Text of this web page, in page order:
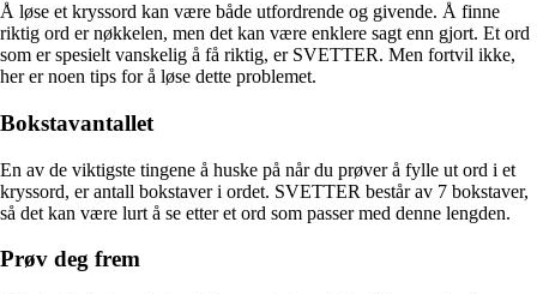
Å løse et kryssord kan være både utfordrende og givende. Å finne
riktig ord er nøkkelen, men det kan være enklere sagt enn gjort. Et ord
som er spesielt vanskelig å få riktig, er SVETTER. Men fortvil ikke,
her er noen tips for å løse dette problemet.
Bokstavantallet
En av de viktigste tingene å huske på når du prøver å fylle ut ord i et
kryssord, er antall bokstaver i ordet. SVETTER består av 7 bokstaver,
så det kan være lurt å se etter et ord som passer med denne lengden.
Prøv deg frem